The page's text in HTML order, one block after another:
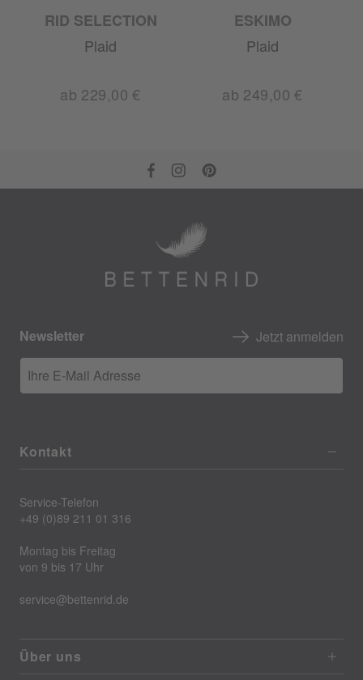
RID SELECTION
Plaid
ab 229,00 €
ESKIMO
Plaid
ab 249,00 €
Newsletter Jetzt anmelden
Ihre E-Mail Adresse
Kontakt
Service-Telefon
+49 (0)89 211 01 316
Montag bis Freitag
von 9 bis 17 Uhr
service@bettenrid.de
Über uns